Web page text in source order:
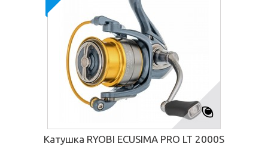
Катушка RYOBI ECUSIMA PRO LT 2000S